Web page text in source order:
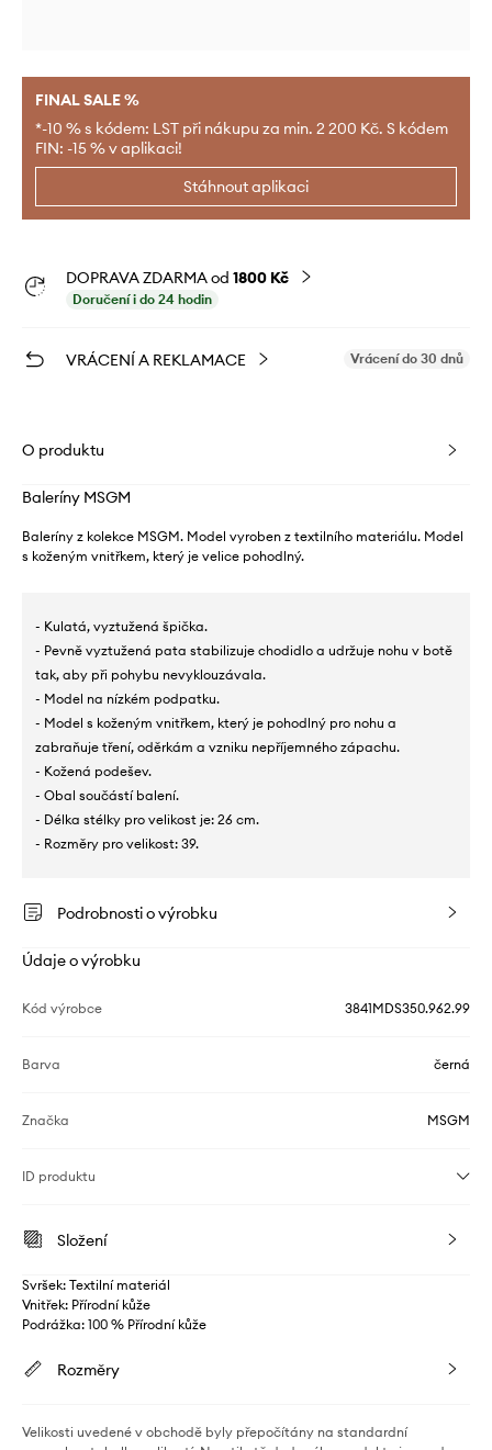
FINAL SALE %
*-10 % s kódem: LST při nákupu za min. 2 200 Kč. S kódem
FIN: -15 % v aplikaci!
Stáhnout aplikaci
DOPRAVA ZDARMA od 1800 Kč
Doručení i do 24 hodin
VRÁCENÍ A REKLAMACE Vrácení do 30 dnů
O produktu
Baleríny MSGM
Baleríny z kolekce MSGM. Model vyroben z textilního materiálu. Model
s koženým vnitřkem, který je velice pohodlný.
- Kulatá, vyztužená špička.
- Pevně vyztužená pata stabilizuje chodidlo a udržuje nohu v botě
tak, aby při pohybu nevyklouzávala.
- Model na nízkém podpatku.
- Model s koženým vnitřkem, který je pohodlný pro nohu a
zabraňuje tření, oděrkám a vzniku nepříjemného zápachu.
- Kožená podešev.
- Obal součástí balení.
- Délka stélky pro velikost je: 26 cm.
- Rozměry pro velikost: 39.
Podrobnosti o výrobku
Údaje o výrobku
Kód výrobce 3841MDS350.962.99
Barva černá
Značka MSGM
ID produktu
Složení
Svršek: Textilní materiál
Vnitřek: Přírodní kůže
Podrážka: 100 % Přírodní kůže
Rozměry
Velikosti uvedené v obchodě byly přepočítány na standardní